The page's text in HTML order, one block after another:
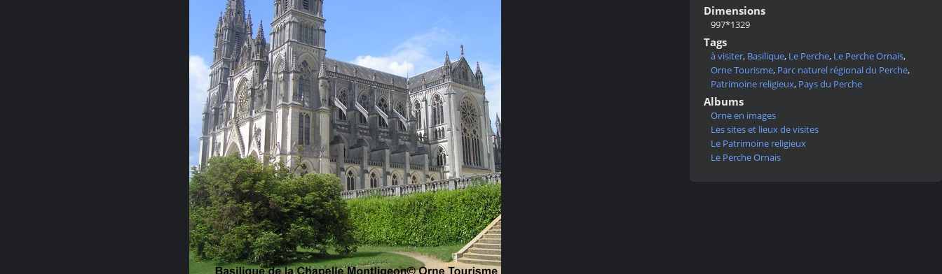
Dimensions
997*1329
Tags
à visiter, Basilique, Le Perche, Le Perche Ornais,
Orne Tourisme, Parc naturel régional du Perche,
Patrimoine religieux, Pays du Perche
Albums
Orne en images
Les sites et lieux de visites
Le Patrimoine religieux
Le Perche Ornais